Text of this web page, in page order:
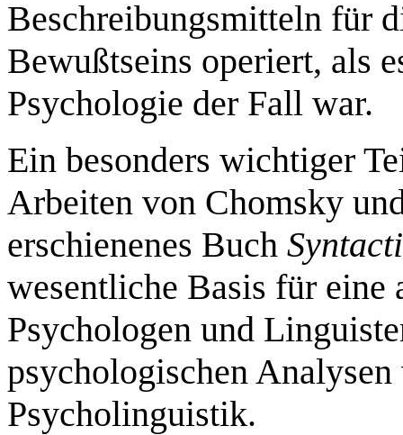
Beschreibungsmitteln für
Bewußtseins operiert, als
Psychologie der Fall war.
Ein besonders wichtiger
Arbeiten von Chomsky
erschienenes Buch
wesentliche Basis für eine
Psychologen und
psychologischen
Psycholinguistik.